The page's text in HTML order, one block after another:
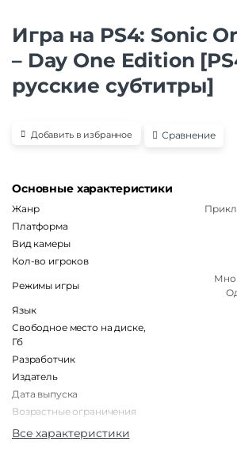
Игра на PS4: Sonic
– Day One Edition
русские субтитры]
Добавить в избранное Сравнение
Основные характеристики
Жанр
Платформа
Вид камеры
Кол-во игроков
Режимы игры
Язык
Свободное место на диске,
Гб
Разработчик
Издатель
Дата выпуска
Возрастные ограничения
Поддержка VR
Все характеристики